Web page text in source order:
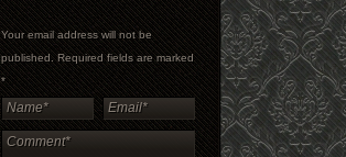
Your email address will not be
published. Required fields are marked
*